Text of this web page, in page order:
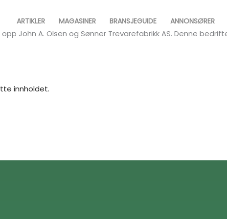
ARTIKLER MAGASINER BRANSJEGUIDE ANNONSØRER
opp John A. Olsen og Sønner Trevarefabrikk AS. Denne
innholdet.